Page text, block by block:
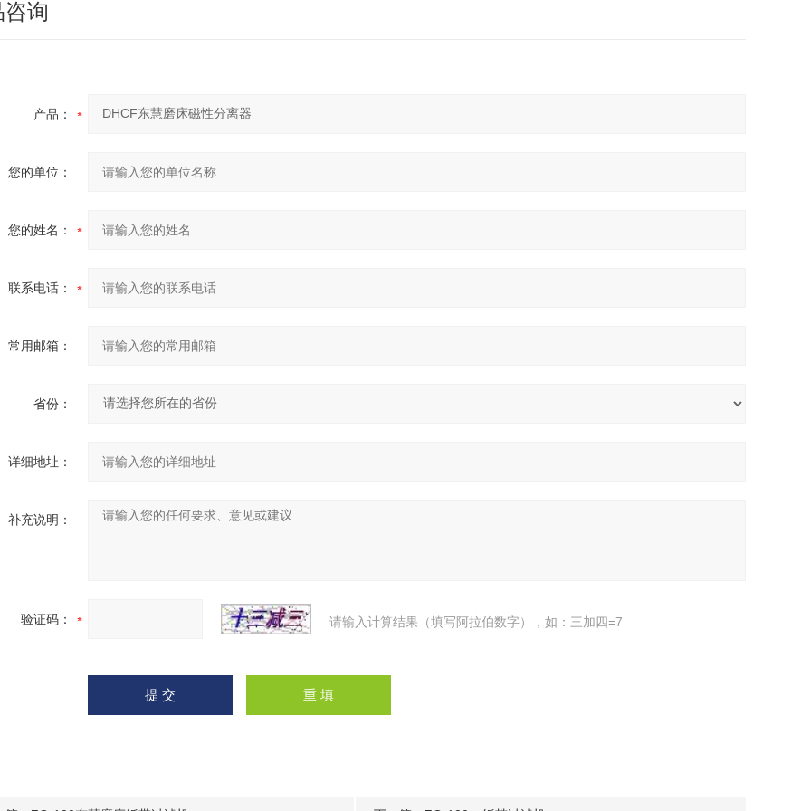
询
产品：
您的单位：
您的姓名：
联系电话：
常用邮箱：
省份：
详细地址：
补充说明：
验证码： 请输入计算结果（填写阿拉伯数字），如：三加四=7